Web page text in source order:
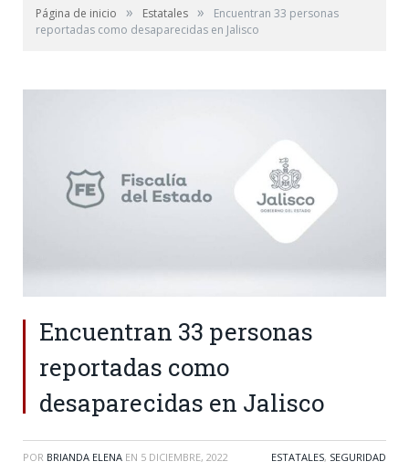
Página de inicio » Estatales »
Encuentran 33 personas
reportadas como desaparecidas en Jalisco
Encuentran 33 personas
reportadas como
desaparecidas en Jalisco
POR BRIANDA ELENA EN 5 DICIEMBRE, 2022 ESTATALES, SEGURIDAD